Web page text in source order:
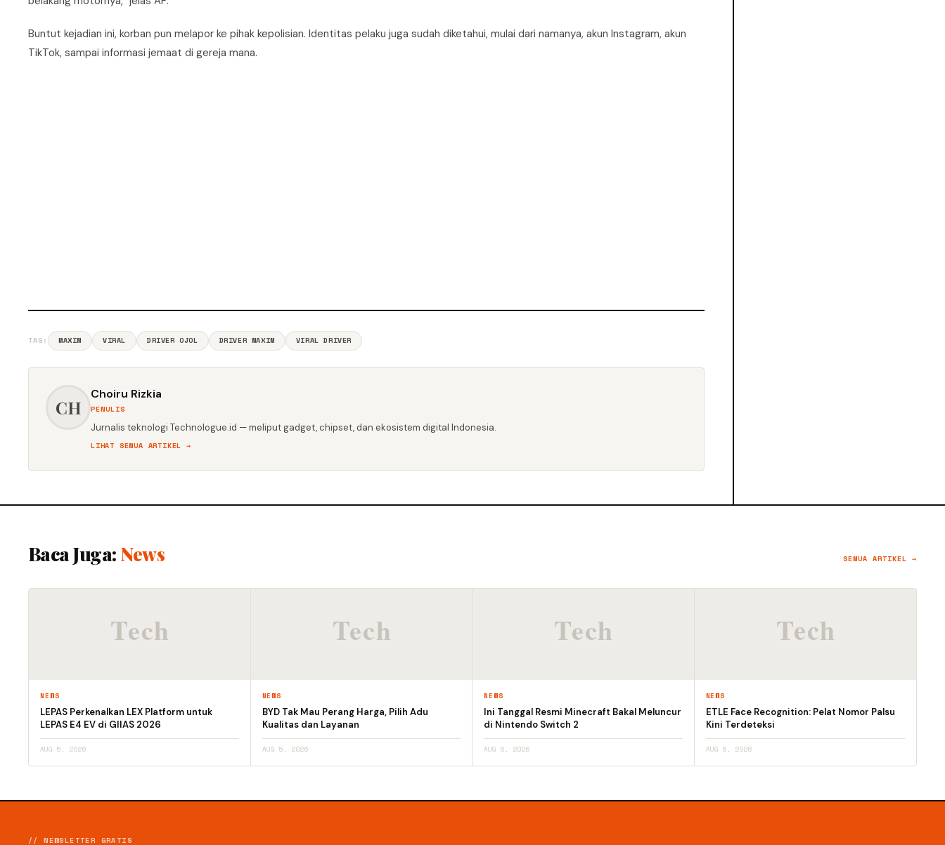
Buntut kejadian ini, korban pun melapor ke pihak kepolisian. Identitas pelaku juga sudah diketahui, mulai dari namanya, akun Instagram, akun
TikTok, sampai informasi jemaat di gereja mana.
TAG: MAXIM VIRAL DRIVER OJOL DRIVER MAXIM VIRAL DRIVER
CH
Choiru Rizkia
PENULIS
Jurnalis teknologi Technologue.id — meliput gadget, chipset, dan ekosistem digital Indonesia.
LIHAT SEMUA ARTIKEL →
Baca Juga: News SEMUA ARTIKEL →
NEWS
LEPAS Perkenalkan LEX Platform untuk
LEPAS E4 EV di GIIAS 2026
AUG 5, 2026
NEWS
BYD Tak Mau Perang Harga, Pilih Adu
Kualitas dan Layanan
AUG 5, 2026
NEWS
Ini Tanggal Resmi Minecraft Bakal Meluncur
di Nintendo Switch 2
AUG 6, 2026
NEWS
ETLE Face Recognition: Pelat Nomor Palsu
Kini Terdeteksi
AUG 6, 2026
// NEWSLETTER GRATIS